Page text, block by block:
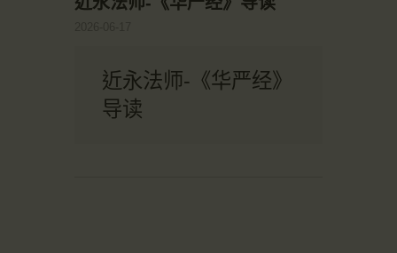
近永法师-《华严经》
导读